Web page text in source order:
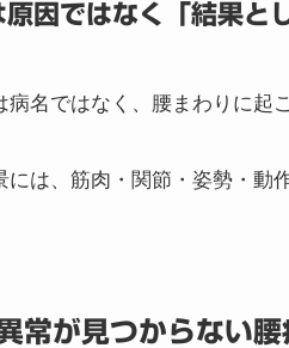
因ではなく「結果と
病名ではなく、腰まわりに起
には、筋肉・関節・姿勢・動
常が見つからない